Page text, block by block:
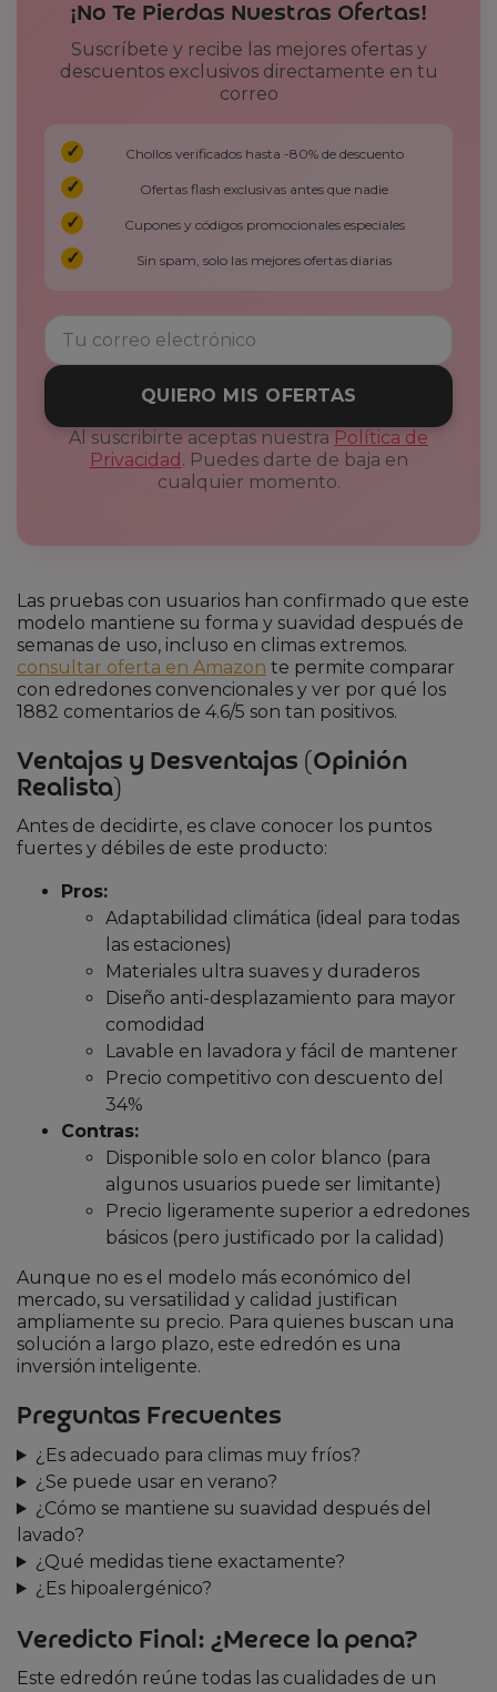
¡No Te Pierdas Nuestras Ofertas!
Suscríbete y recibe las mejores ofertas y
descuentos exclusivos directamente en tu
correo
Chollos verificados hasta -80% de descuento
Ofertas flash exclusivas antes que nadie
Cupones y códigos promocionales especiales
Sin spam, solo las mejores ofertas diarias
QUIERO MIS OFERTAS
Al suscribirte aceptas nuestra Política de
Privacidad . Puedes darte de baja en
cualquier momento.
Las pruebas con usuarios han confirmado que este
modelo mantiene su forma y suavidad después de
semanas de uso, incluso en climas extremos.
consultar oferta en Amazon te permite comparar
con edredones convencionales y ver por qué los
1882 comentarios de 4.6/5 son tan positivos.
Ventajas y Desventajas (Opinión
Realista)
Antes de decidirte, es clave conocer los puntos
fuertes y débiles de este producto:
Pros:
Adaptabilidad climática (ideal para todas
las estaciones)
Materiales ultra suaves y duraderos
Diseño anti-desplazamiento para mayor
comodidad
Lavable en lavadora y fácil de mantener
Precio competitivo con descuento del
34%
Contras:
Disponible solo en color blanco (para
algunos usuarios puede ser limitante)
Precio ligeramente superior a edredones
básicos (pero justificado por la calidad)
Aunque no es el modelo más económico del
mercado, su versatilidad y calidad justifican
ampliamente su precio. Para quienes buscan una
solución a largo plazo, este edredón es una
inversión inteligente.
Preguntas Frecuentes
¿Es adecuado para climas muy fríos?
¿Se puede usar en verano?
¿Cómo se mantiene su suavidad después del
lavado?
¿Qué medidas tiene exactamente?
¿Es hipoalergénico?
Veredicto Final: ¿Merece la pena?
Este edredón reúne todas las cualidades de un